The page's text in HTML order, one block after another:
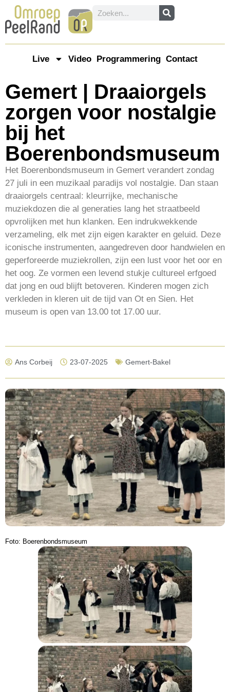
Live Video Programmering Contact
Gemert | Draaiorgels
zorgen voor nostalgie
bij het
Boerenbondsmuseum
Het Boerenbondsmuseum in Gemert verandert zondag
27 juli in een muzikaal paradijs vol nostalgie. Dan staan
draaiorgels centraal: kleurrijke, mechanische
muziekdozen die al generaties lang het straatbeeld
opvrolijken met hun klanken. Een indrukwekkende
verzameling, elk met zijn eigen karakter en geluid. Deze
iconische instrumenten, aangedreven door handwielen en
geperforeerde muziekrollen, zijn een lust voor het oor en
het oog. Ze vormen een levend stukje cultureel erfgoed
dat jong en oud blijft betoveren. Kinderen mogen zich
verkleden in kleren uit de tijd van Ot en Sien. Het
museum is open van 13.00 tot 17.00 uur.
Ans Corbeij 23-07-2025 Gemert-Bakel
Foto: Boerenbondsmuseum